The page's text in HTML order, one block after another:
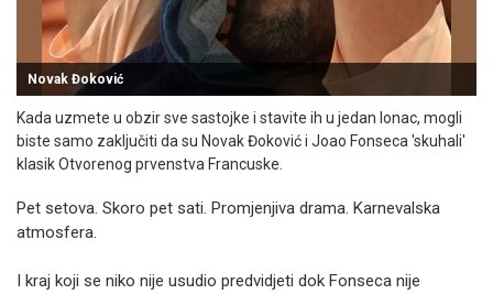
Novak Đoković
Kada uzmete u obzir sve sastojke i stavite ih u jedan lonac, mogli
biste samo zaključiti da su Novak Đoković i Joao Fonseca 'skuhali'
klasik Otvorenog prvenstva Francuske.
Pet setova. Skoro pet sati. Promjenjiva drama. Karnevalska
atmosfera.
I kraj koji se niko nije usudio predvidjeti dok Fonseca nije